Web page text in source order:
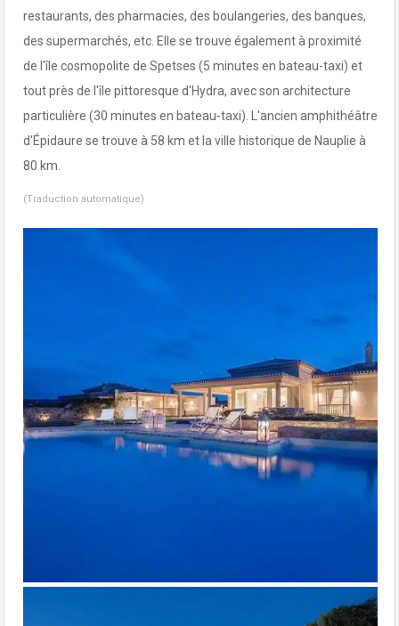
restaurants, des pharmacies, des boulangeries, des banques,
des supermarchés, etc. Elle se trouve également à proximité
de l'île cosmopolite de Spetses (5 minutes en bateau-taxi) et
tout près de l'île pittoresque d'Hydra, avec son architecture
particulière (30 minutes en bateau-taxi). L'ancien amphithéâtre
d'Épidaure se trouve à 58 km et la ville historique de Nauplie à
80 km.
(Traduction automatique)